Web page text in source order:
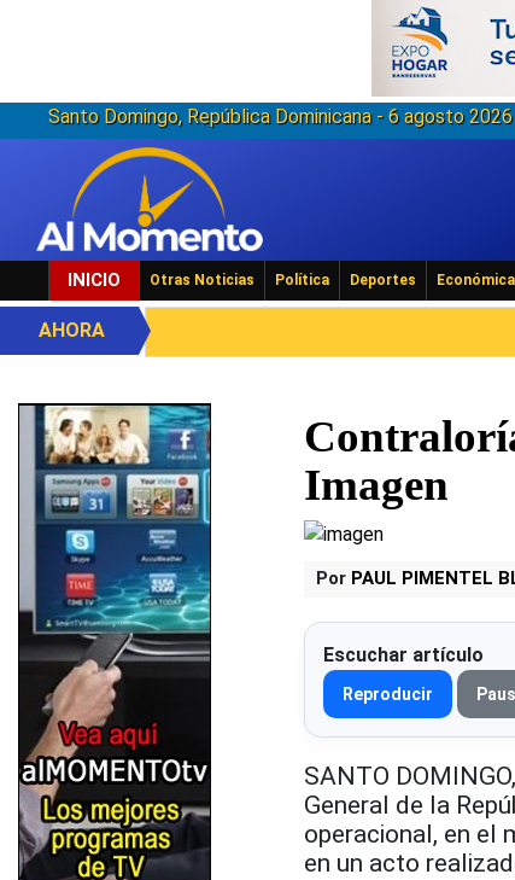
Santo Domingo, República Dominicana - 6 agosto 2026
INICIO Otras Noticias Política Deportes
AHORA
Imagen
Por PAUL PIMENTEL
Escuchar artículo
Reproducir
SANTO
General de la
operacional, en el
en un acto